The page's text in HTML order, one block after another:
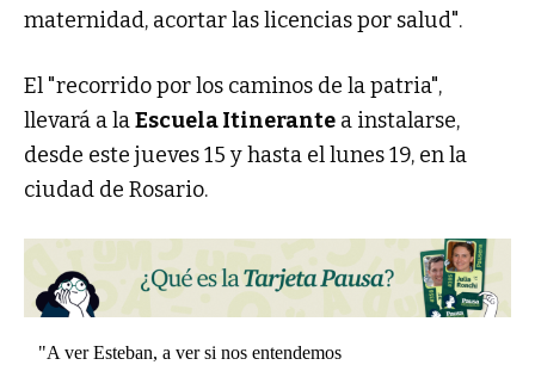
maternidad, acortar las licencias por salud".
El "recorrido por los caminos de la patria",
llevará a laEscuela Itinerante a instalarse,
desde este jueves 15 y hasta el lunes 19, en la
ciudad de Rosario.
"A ver Esteban, a ver si nos entendemos